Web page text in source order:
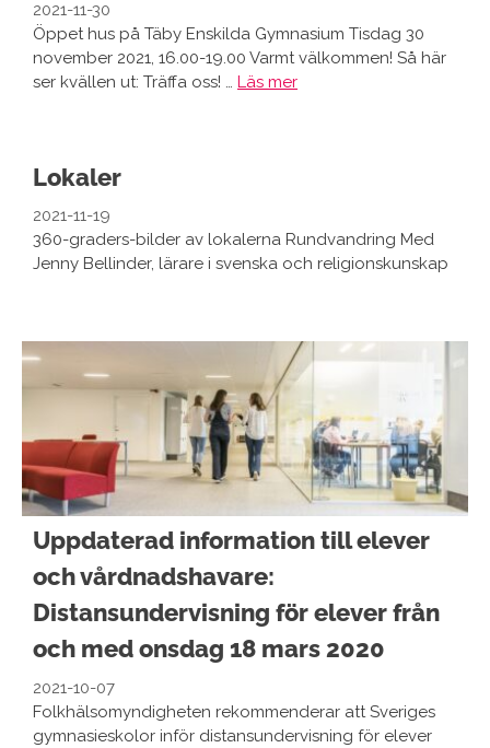
2021-11-30
Öppet hus på Täby Enskilda Gymnasium Tisdag 30
november 2021, 16.00-19.00 Varmt välkommen! Så här
ser kvällen ut: Träffa oss! … Läs mer
Lokaler
2021-11-19
360-graders-bilder av lokalerna Rundvandring Med
Jenny Bellinder, lärare i svenska och religionskunskap
Uppdaterad information till elever
och vårdnadshavare:
Distansundervisning för elever från
och med onsdag 18 mars 2020
2021-10-07
Folkhälsomyndigheten rekommenderar att Sveriges
gymnasieskolor inför distansundervisning för elever